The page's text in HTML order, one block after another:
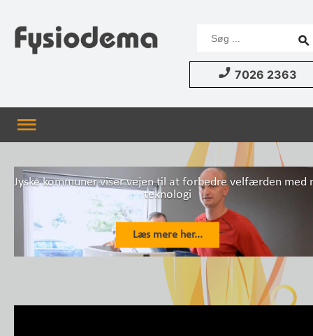
7026 2363
kommuner viser vejen til at forbedre velfærden med ny
teknologi
Læs mere her...